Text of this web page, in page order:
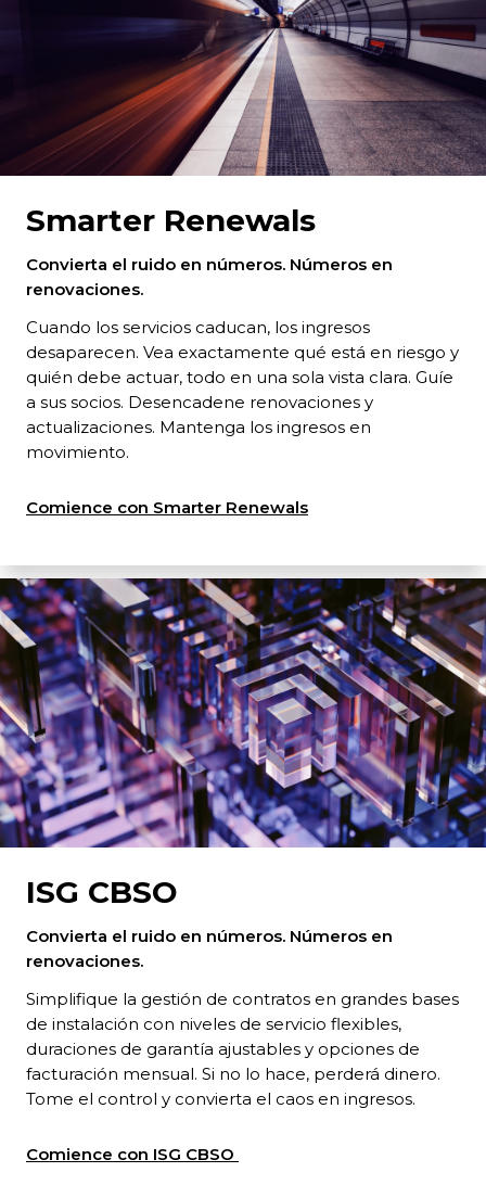
Smarter Renewals
Convierta el ruido en números. Números en
renovaciones.
Cuando los servicios caducan, los ingresos
desaparecen. Vea exactamente qué está en riesgo y
quién debe actuar, todo en una sola vista clara. Guíe
a sus socios. Desencadene renovaciones y
actualizaciones. Mantenga los ingresos en
movimiento.
Comience con Smarter Renewals
ISG CBSO
Convierta el ruido en números. Números en
renovaciones.
Simplifique la gestión de contratos en grandes bases
de instalación con niveles de servicio flexibles,
duraciones de garantía ajustables y opciones de
facturación mensual. Si no lo hace, perderá dinero.
Tome el control y convierta el caos en ingresos.
Comience con ISG CBSO